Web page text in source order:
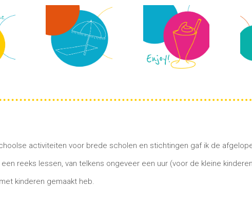
activiteiten voor brede scholen en stichtingen gaf ik de
reeks lessen, van telkens ongeveer een uur (voor de kleine
kinderen gemaakt heb.